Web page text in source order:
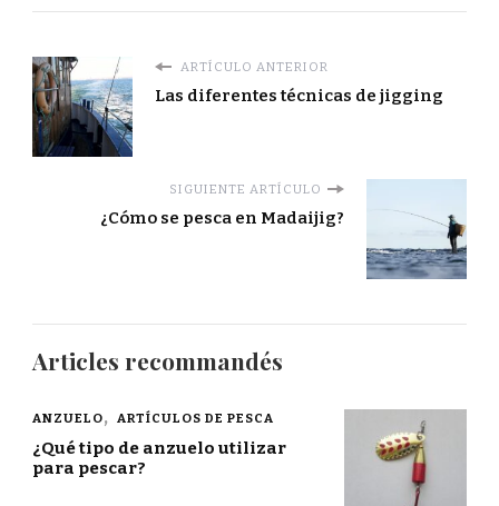
ARTÍCULO ANTERIOR
Las diferentes técnicas de jigging
SIGUIENTE ARTÍCULO
¿Cómo se pesca en Madaijig?
Articles recommandés
ANZUELO ARTÍCULOS DE PESCA
¿Qué tipo de anzuelo utilizar
para pescar?